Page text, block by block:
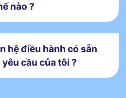
nào ?
hệ điều hành có sẵn
cầu của tôi ?